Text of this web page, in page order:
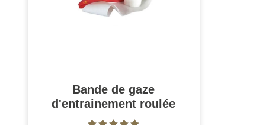
Bande de gaze
d'entrainement roulée